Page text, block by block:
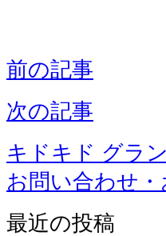
前の記事
次の記事
キドキド グラ
お問い合わせ
最近の投稿